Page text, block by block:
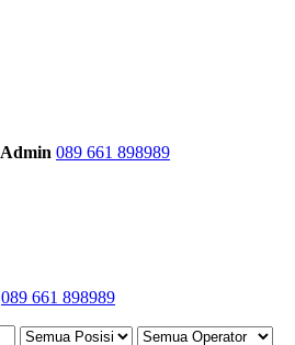
Admin 089 661 898989
089 661 898989